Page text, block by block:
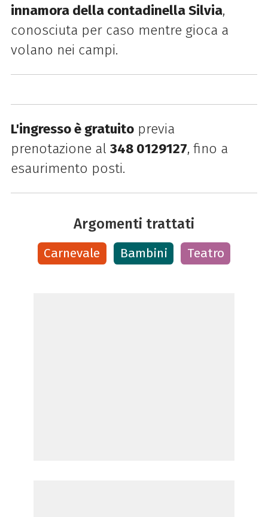
innamora della contadinella Silvia,
conosciuta per caso mentre gioca a
volano nei campi.
L'ingresso è gratuitoprevia
prenotazione al 348 0129127, fino a
esaurimento posti.
Argomenti trattati
Carnevale Bambini Teatro